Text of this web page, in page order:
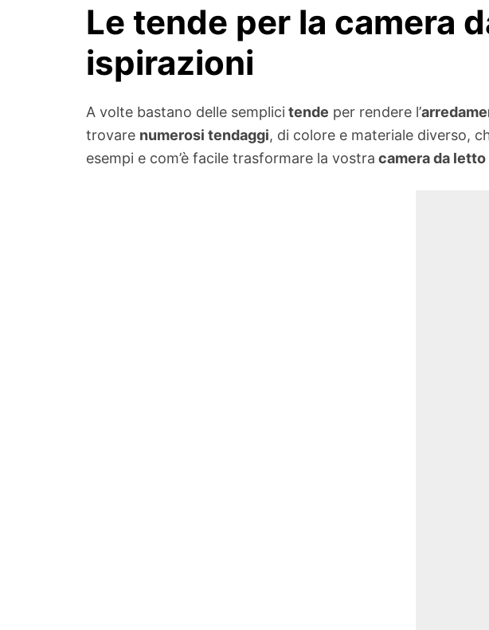
Le tende per la camera
ispirazioni
A volte bastano delle semplici tende per rendere l’
trovare numerosi tendaggi, di colore e materiale diverso,
esempi e com’è facile trasformare la vostra camera da